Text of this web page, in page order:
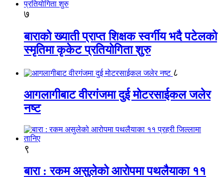
७
बाराको ख्याती प्राप्त शिक्षक स्वर्गीय भदै पटेलको
स्मृतिमा कृकेट प्रतियोगिता शुरु
८
आगलागीबाट वीरगंजमा दुई मोटरसाईकल जलेर
नष्ट
९
बारा : रकम असुलेको आरोपमा पथलैयाका ११